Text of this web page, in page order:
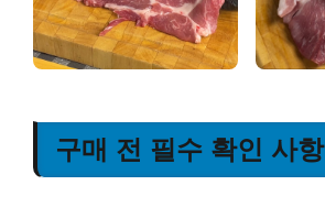
구매 전 필수 확인 사항